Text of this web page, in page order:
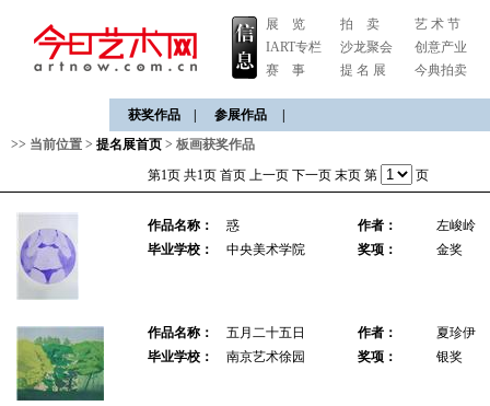
展 览
IART专栏
赛 事
拍 卖
沙龙聚会
提 名 展
艺 术 节
创意产业
今典拍卖
获奖作品 参展作品
>> 当前位置 > 提名展首页 > 板画获奖作品
第1页 共1页 首页 上一页 下一页 末页 第 页
作品名称： 惑 作者：
左峻岭
毕业学校：
中央美术学院 奖项： 金奖
作品名称： 五月二十五日 作者：
夏珍伊
毕业学校：
南京艺术徐园 奖项： 银奖